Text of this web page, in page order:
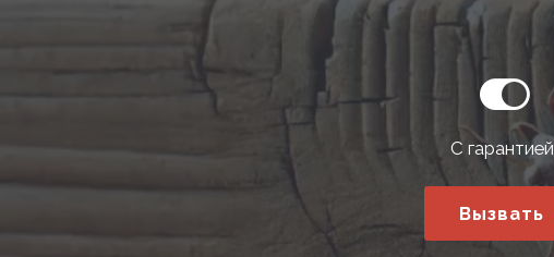
С гарантией
Вызвать